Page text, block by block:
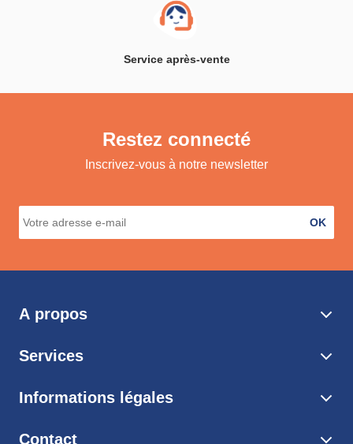
Service après-vente
Restez connecté
Inscrivez-vous à notre newsletter
OK
A propos
Services
Informations légales
Contact